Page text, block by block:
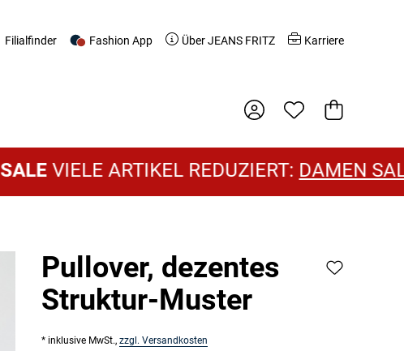
Filialfinder Fashion App Über JEANS FRITZ Karriere
Warenkorb
VIELE ARTIKEL REDUZIERT:DAMEN SALE
Pullover, dezentes
Struktur-Muster
* inklusive MwSt., zzgl. Versandkosten